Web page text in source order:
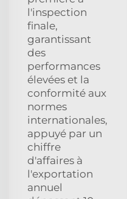
l'inspection
finale,
garantissant
des
performances
élevées et la
conformité aux
normes
internationales,
appuyé par un
chiffre
d'affaires à
l'exportation
annuel